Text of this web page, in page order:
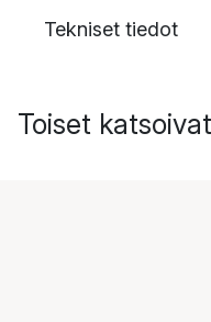
Tekniset tiedot
Toiset